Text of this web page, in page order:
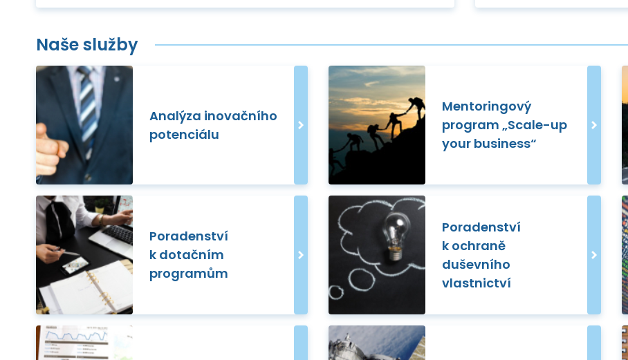
Naše služby
Analýza inovačního
potenciálu
Mentoringový
program „Scale-up
your business“
Poradenství
k dotačním
programům
Poradenství
k ochraně
duševního
vlastnictví